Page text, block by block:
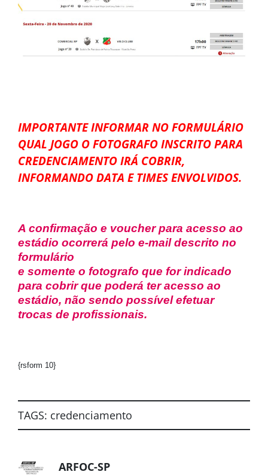
IMPORTANTE INFORMAR NO FORMULÁRIO
QUAL JOGO O FOTOGRAFO INSCRITO PARA
CREDENCIAMENTO IRÁ COBRIR,
INFORMANDO DATA E TIMES ENVOLVIDOS.
A confirmação e voucher para acesso ao
estádio ocorrerá pelo e-mail descrito no
formulário
e somente o fotografo que for indicado
para cobrir que poderá ter acesso ao
estádio, não sendo possível efetuar
trocas de profissionais.
{rsform 10}
TAGS: credenciamento
ARFOC-SP